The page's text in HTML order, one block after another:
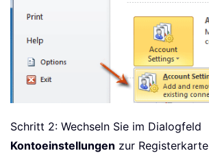
Schritt 2: Wechseln Sie im Dialogfeld
Kontoeinstellungen zur Registerkarte